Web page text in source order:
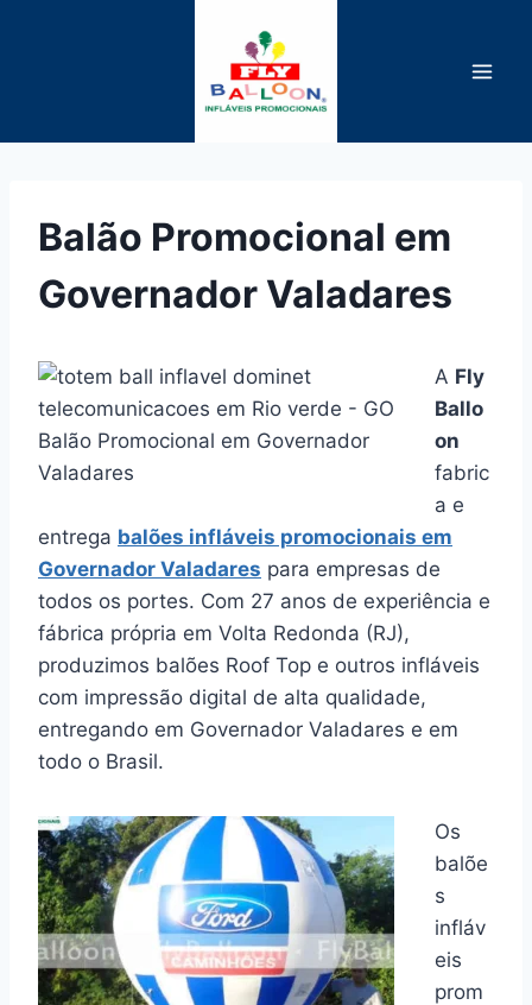
Balão Promocional em
Governador Valadares
Balão Promocional em Governador
Valadares
A Fly
Ballo
on
fabric
a e
entrega balões infláveis promocionais em
Governador Valadares para empresas de
todos os portes. Com 27 anos de experiência e
fábrica própria em Volta Redonda (RJ),
produzimos balões Roof Top e outros infláveis
com impressão digital de alta qualidade,
entregando em Governador Valadares e em
todo o Brasil.
Os
balõe
s
infláv
eis
prom